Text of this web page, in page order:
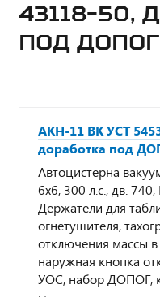
43118-50,
ПОД ДОПОГ
АКН-11 ВК УСТ
доработка под
Автоцистерна
6х6, 300 л.с., дв.
Держатели для
огнетушителя,
отключения массы
наружная кнопка
УОС, набор ДОПОГ,